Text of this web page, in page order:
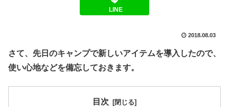
LINE
2018.08.03
さて、先日のキャンプで新しいアイテムを導入したので、
使い心地などを備忘しておきます。
目次